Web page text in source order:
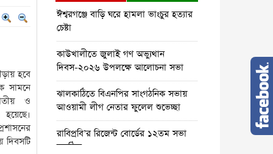
হবে
সামনে
ও
দিবসটি
ঈশ্বরগঞ্জে বাড়ি ঘরে হামলা ভাংচুর হত্যার
চেষ্টা
কাউখালীতে জুলাই গণ অভ্যুথান
দিবস-২০২৬ উপলক্ষে আলোচনা সভা
ঝালকাঠিতে বিএনপির সাংগঠনিক সভায়
আওয়ামী লীগ নেতার ফুলেল শুভেচ্ছা
রাবিপ্রবি’র রিজেন্ট বোর্ডের ১২তম সভা
অনুষ্ঠিত